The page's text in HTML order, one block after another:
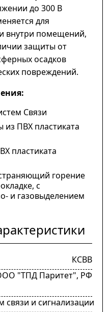
до 300 В
для
внутри помещений,
защиты от
осадков
повреждений.
Связи
ПВХ пластиката
пластиката
горение
с
и газовыделением
КСВВ
"ТПД Паритет", РФ
связи и сигнализации